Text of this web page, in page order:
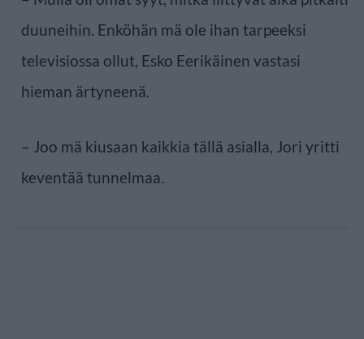
duuneihin. Enköhän mä ole ihan tarpeeksi
televisiossa ollut, Esko Eerikäinen vastasi
hieman ärtyneenä.
– Joo mä kiusaan kaikkia tällä asialla, Jori yritti
keventää tunnelmaa.